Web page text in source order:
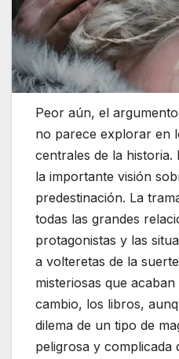
Peor aún, el
no parece explorar en
centrales de la
la importante visión
predestinación. La
todas las grandes
protagonistas y las
a volteretas de la
misteriosas que
cambio, los libros,
dilema de un tipo de
peligrosa y complicada